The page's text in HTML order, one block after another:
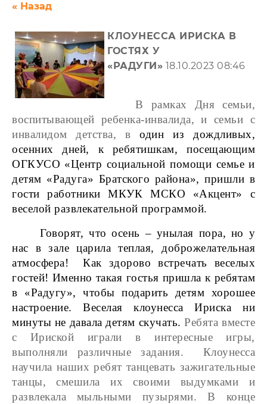
« Назад
КЛОУНЕССА ИРИСКА В
ГОСТЯХ У
«РАДУГИ» 18.10.2023 08:46
В рамках Дня семьи,
воспитывающей ребенка-инвалида, и семьи с
инвалидом детства, водин из дождливых,
осенних дней, к ребятишкам, посещающим
ОГКУСО «Центр социальной помощи семье и
детям «Радуга» Братского района», пришли в
гости работники МКУК МСКО «Акцент»
с
веселой развлекательной программой.
Говорят, что осень – унылая пора, но у
нас в зале царила теплая, доброжелательная
атмосфера! Как здорово встречать веселых
гостей! Именно такая гостья пришла к ребятам
в «Радугу», чтобы подарить детям хорошее
настроение. Веселая клоунесса Ириска ни
минуты не давала детям скучать.Ребята вместе
с Ириской играли в интересные игры,
выполняли различные задания. Клоунесса
научила наших ребят танцевать зажигательные
танцы, смешила их своими выдумками и
развлекала мыльными пузырями. В конце